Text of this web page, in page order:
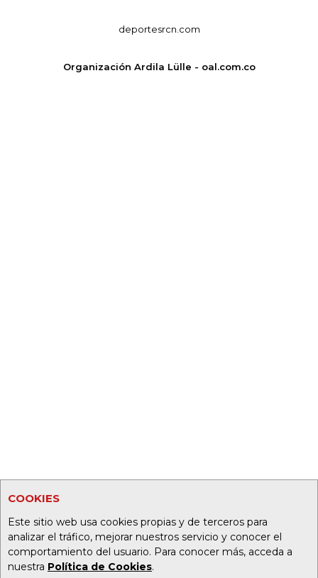
COOKIES
Este sitio web usa cookies propias y de terceros para
analizar el tráfico, mejorar nuestros servicio y conocer el
comportamiento del usuario. Para conocer más, acceda a
nuestra Política de Cookies.
deportesrcn.com
Organización Ardila Lülle - oal.com.co